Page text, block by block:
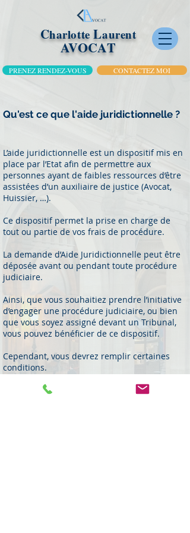
CharlotteLaurent
AVOCAT
PRENEZ RENDEZ-VOUS CONTACTEZ MOI
Qu'est ce que l'aide juridictionnelle ?
L’aide juridictionnelle est un dispositif mis en
place par l’Etat afin de permettre aux
personnes ayant de faibles ressources d’être
assistées d’un auxiliaire de justice (Avocat,
Huissier, …).
Ce dispositif permet la prise en charge de
tout ou partie de vos frais de procédure.
La demande d’Aide Juridictionnelle peut être
déposée avant ou pendant toute procédure
judiciaire.
Ainsi, que vous souhaitiez prendre l’initiative
d’engager une procédure judiciaire, ou bien
que vous soyez assigné devant un Tribunal,
vous pouvez bénéficier de ce dispositif.
Cependant, vous devrez remplir certaines
conditions.
Pour les connaitre, je vous invite à lire mon